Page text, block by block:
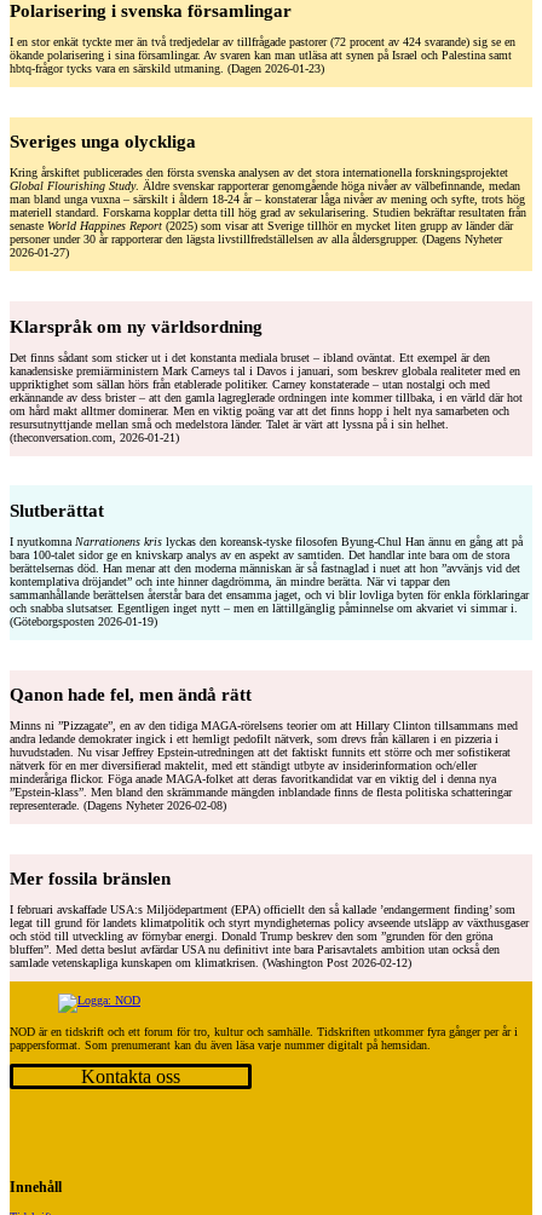
Polarisering i svenska församlingar
I en stor enkät tyckte mer än två tredjedelar av tillfrågade pastorer (72 procent av 424 svarande) sig se en
ökande polarisering i sina församlingar. Av svaren kan man utläsa att synen på Israel och Palestina samt
hbtq-frågor tycks vara en särskild utmaning. (Dagen 2026-01-23)
Sveriges unga olyckliga
Kring årskiftet publicerades den första svenska analysen av det stora internationella forskningsprojektet
Global Flourishing Study. Äldre svenskar rapporterar genomgående höga nivåer av välbefinnande, medan
man bland unga vuxna – särskilt i åldern 18-24 år – konstaterar låga nivåer av mening och syfte, trots hög
materiell standard. Forskarna kopplar detta till hög grad av sekularisering. Studien bekräftar resultaten från
senaste World Happines Report (2025) som visar att Sverige tillhör en mycket liten grupp av länder där
personer under 30 år rapporterar den lägsta livstillfredställelsen av alla åldersgrupper. (Dagens Nyheter
2026-01-27)
Klarspråk om ny världsordning
Det finns sådant som sticker ut i det konstanta mediala bruset – ibland oväntat. Ett exempel är den
kanadensiske premiärministern Mark Carneys tal i Davos i januari, som beskrev globala realiteter med en
uppriktighet som sällan hörs från etablerade politiker. Carney konstaterade – utan nostalgi och med
erkännande av dess brister – att den gamla lagreglerade ordningen inte kommer tillbaka, i en värld där hot
om hård makt alltmer dominerar. Men en viktig poäng var att det finns hopp i helt nya samarbeten och
resursutnyttjande mellan små och medelstora länder. Talet är värt att lyssna på i sin helhet.
(theconversation.com, 2026-01-21)
Slutberättat
I nyutkomna Narrationens kris lyckas den koreansk-tyske filosofen Byung-Chul Han ännu en gång att på
bara 100-talet sidor ge en knivskarp analys av en aspekt av samtiden. Det handlar inte bara om de stora
berättelsernas död. Han menar att den moderna människan är så fastnaglad i nuet att hon ”avvänjs vid det
kontemplativa dröjandet” och inte hinner dagdrömma, än mindre berätta. När vi tappar den
sammanhållande berättelsen återstår bara det ensamma jaget, och vi blir lovliga byten för enkla förklaringar
och snabba slutsatser. Egentligen inget nytt – men en lättillgänglig påminnelse om akvariet vi simmar i.
(Göteborgsposten 2026-01-19)
Qanon hade fel, men ändå rätt
Minns ni ”Pizzagate”, en av den tidiga MAGA-rörelsens teorier om att Hillary Clinton tillsammans med
andra ledande demokrater ingick i ett hemligt pedofilt nätverk, som drevs från källaren i en pizzeria i
huvudstaden. Nu visar Jeffrey Epstein-utredningen att det faktiskt funnits ett större och mer sofistikerat
nätverk för en mer diversifierad maktelit, med ett ständigt utbyte av insiderinformation och/eller
minderåriga flickor. Föga anade MAGA-folket att deras favoritkandidat var en viktig del i denna nya
”Epstein-klass”. Men bland den skrämmande mängden inblandade finns de flesta politiska schatteringar
representerade. (Dagens Nyheter 2026-02-08)
Mer fossila bränslen
I februari avskaffade USA:s Miljödepartment (EPA) officiellt den så kallade ’endangerment finding’ som
legat till grund för landets klimatpolitik och styrt myndigheternas policy avseende utsläpp av växthusgaser
och stöd till utveckling av förnybar energi. Donald Trump beskrev den som ”grunden för den gröna
bluffen”. Med detta beslut avfärdar USA nu definitivt inte bara Parisavtalets ambition utan också den
samlade vetenskapliga kunskapen om klimatkrisen. (Washington Post 2026-02-12)
NOD är en tidskrift och ett forum för tro, kultur och samhälle. Tidskriften utkommer fyra gånger per år i
pappersformat. Som prenumerant kan du även läsa varje nummer digitalt på hemsidan.
Kontakta oss
Innehåll